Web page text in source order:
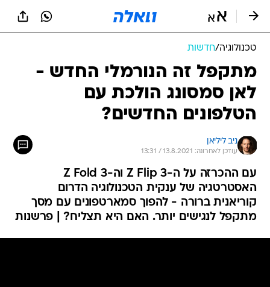
טכנולוגיה/חדשות
מתקפל זה הנורמלי החדש -
לאן סמסונג הולכת עם
הטלפונים החדשים?
ניב ליליאן
עודכן לאחרונה: 13.8.2021 / 13:31
עם ההכרזה על ה-Z Flip 3 וה-Z Fold 3
האסטרטגיה של ענקית הטכנולוגיה הדרום
קוריאנית ברורה - להפוך סמארטפונים עם מסך
מתקפל לנגישים יותר. האם היא תצליח? | פרשנות